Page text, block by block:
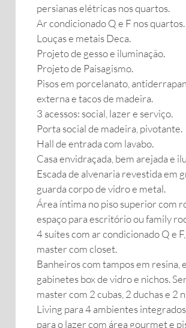
persianas elétricas nos quartos.
Ar condicionado Q e F nos quartos.
Louças e metais Deca.
Projeto de gesso e iluminação.
Projeto de Paisagismo.
Pisos em porcelanato,
externa e tacos de madeira.
3 acessos: social, lazer e serviço.
Porta social de madeira, pivotante.
Hall de entrada com lavabo.
Casa envidraçada, bem arejada e
Escada de alvenaria revestida em
guarda corpo de vidro e metal.
Área íntima no piso superior com
espaço para escritório ou family
4 suítes com ar condicionado Q e
master com closet.
Banheiros com tampos em resina,
gabinetes box de vidro e nichos.
master com 2 cubas, 2 duchas e 2
Living para 4 ambientes
para o lazer com área gourmet e